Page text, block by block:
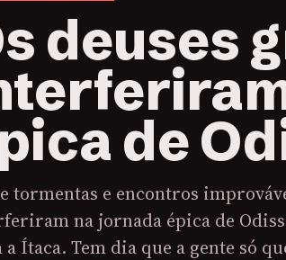
deuses
de
tormentas e encontros
na jornada épica de
a Ítaca. Tem dia que a gente só